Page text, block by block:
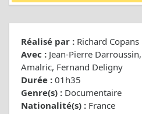
Réalisé par : Richard Copans
Avec : Jean-Pierre
Amalric, Fernand Deligny
Durée : 01h35
Genre(s) : Documentaire
Nationalité(s) : France